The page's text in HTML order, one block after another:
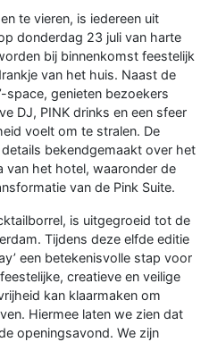
te vieren, is iedereen uit
donderdag 23 juli van harte
bij binnenkomst feestelijk
van het huis. Naast de
space, genieten bezoekers
DJ, PINK drinks en een sfeer
voelt om te stralen. De
bekendgemaakt over het
het hotel, waaronder de
van de Pink Suite.
is uitgegroeid tot de
Tijdens deze elfde editie
een betekenisvolle stap voor
creatieve en veilige
kan klaarmaken om
Hiermee laten we zien dat
openingsavond. We zijn